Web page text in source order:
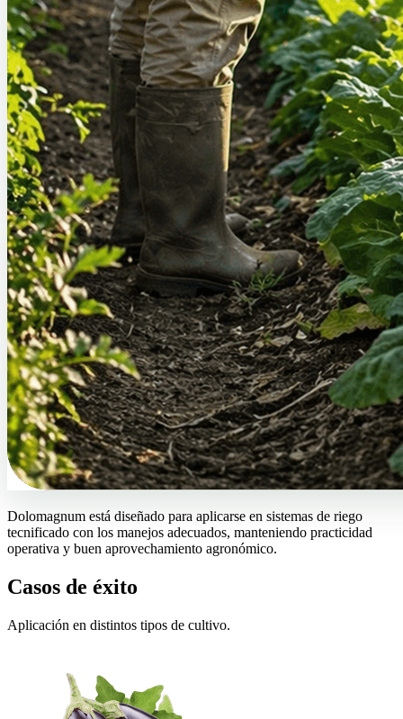
Dolomagnum está diseñado para aplicarse en sistemas de riego
tecnificado con los manejos adecuados, manteniendo practicidad
operativa y buen aprovechamiento agronómico.
Casos de éxito
Aplicación en distintos tipos de cultivo.